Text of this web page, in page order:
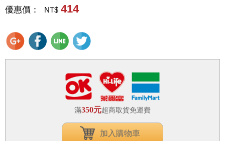
優惠價： NT$ 414
滿350元超商取貨免運費
加入購物車